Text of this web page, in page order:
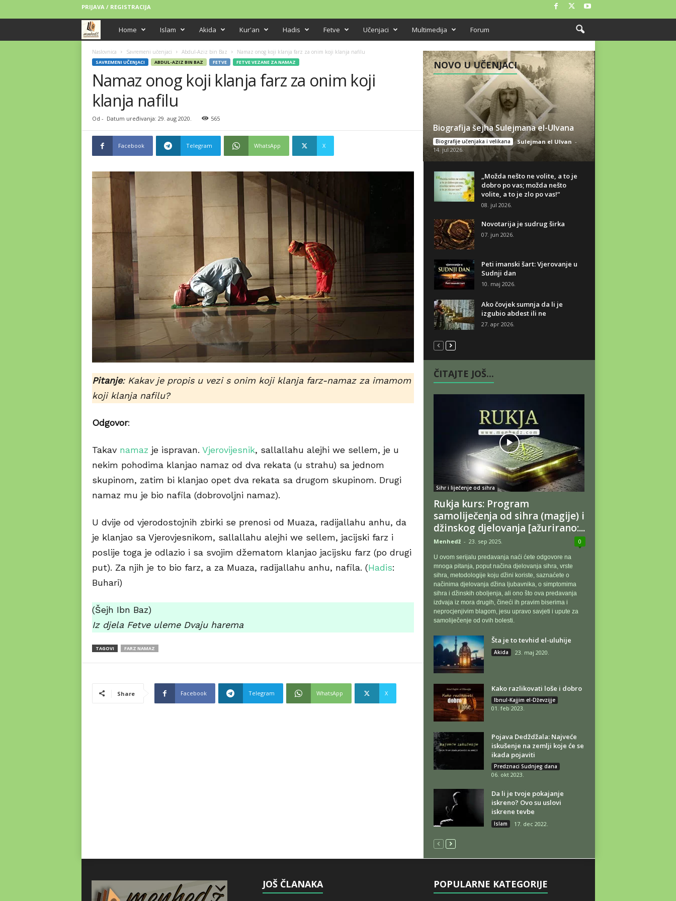
PRIJAVA / REGISTRACIJA
e
e
Home Islam Akida Kur'an Hadis Fetve Učenjaci Multimedija Forum
Naslovnica Savremeni učenjaci Abdul-Aziz bin Baz Namaz onog koji klanja farz za onim koji klanja nafilu
SAVREMENI UČENJACI ABDUL-AZIZ BIN BAZ FETVE FETVE VEZANE ZA NAMAZ
Namaz onog koji klanja farz za onim koji
klanja nafilu
Od - Datum uređivanja: 29. aug 2020. 565
Facebook Telegram WhatsApp X
Pitanje: Kakav je propis u vezi s onim koji klanja farz-namaz za imamom
koji klanja nafilu?
Odgovor:
Takav namaz je ispravan. Vjerovijesnik, sallallahu alejhi we sellem, je u
nekim pohodima klanjao namaz od dva rekata (u strahu) sa jednom
skupinom, zatim bi klanjao opet dva rekata sa drugom skupinom. Drugi
namaz mu je bio nafila (dobrovoljni namaz).
U dvije od vjerodostojnih zbirki se prenosi od Muaza, radijallahu anhu, da
je klanjao sa Vjerovjesnikom, sallallahu alejhi we sellem, jacijski farz i
poslije toga je odlazio i sa svojim džematom klanjao jacijsku farz (po drugi
put). Za njih je to bio farz, a za Muaza, radijallahu anhu, nafila. (Hadis:
Buhari)
(Šejh Ibn Baz)
Iz djela Fetve uleme Dvaju harema
TAGOVI FARZ NAMAZ
Share Facebook Telegram WhatsApp X
NOVO U UČENJACI
Biografija šejha Sulejmana el-Ulvana
Biografije učenjaka i velikana Sulejman el Ulvan -
14. jul 2026.
„Možda nešto ne volite, a to je
dobro po vas; možda nešto
volite, a to je zlo po vas!“
08. jul 2026.
Novotarija je sudrug širka
07. jun 2026.
Peti imanski šart: Vjerovanje u
Sudnji dan
10. maj 2026.
Ako čovjek sumnja da li je
izgubio abdest ili ne
27. apr 2026.
ČITAJTE JOŠ...
Sihr i liječenje od sihra
Rukja kurs: Program
samoliječenja od sihra (magije) i
džinskog djelovanja [ažurirano:...
Menhedž - 23. sep 2025. 0
U ovom serijalu predavanja naći ćete odgovore na
mnoga pitanja, poput načina djelovanja sihra, vrste
sihra, metodologije koju džini koriste, saznaćete o
načinima djelovanja džina ljubavnika, o simptomima
sihra i džinskih oboljenja, ali ono što ova predavanja
izdvaja iz mora drugih, čineći ih pravim biserima i
neprocjenjivim blagom, jesu upravo savjeti i upute za
samoliječenje od ovih bolesti.
Šta je to tevhid el-uluhije
Akida 23. maj 2020.
Kako razlikovati loše i dobro
Ibnul-Kajjim el-Dževzijje
01. feb 2023.
Pojava Dedždžala: Najveće
iskušenje na zemlji koje će se
ikada pojaviti
Predznaci Sudnjeg dana
06. okt 2023.
Da li je tvoje pokajanje
iskreno? Ovo su uslovi
iskrene tevbe
Islam 17. dec 2022.
JOŠ ČLANAKA POPULARNE KATEGORIJE